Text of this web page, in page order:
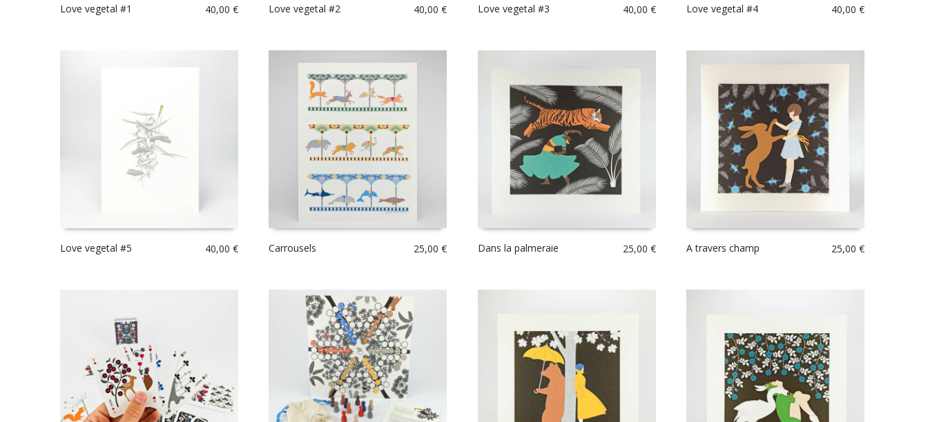
Love vegetal #1 40,00 € Love vegetal #2 40,00€ Love vegetal #3 40,00 € Love vegetal #4 40,00€
Love vegetal #5 40,00 € Carrousels 25,00€ Dans la palmeraie 25,00 € A travers champ 25,00€